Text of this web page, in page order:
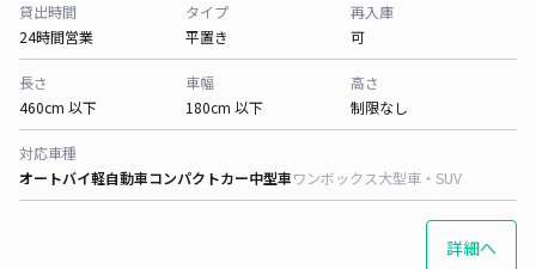
貸出時間
24時間営業
タイプ
平置き
再入庫
可
長さ
460cm 以下
車幅
180cm 以下
高さ
制限なし
対応車種
オートバイ軽自動車コンパクトカー中型車ワンボックス大型車・SUV
詳細へ